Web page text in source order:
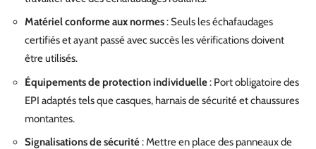
Matériel conforme aux normes: Seuls les échafaudages
certifiés et ayant passé avec succès les vérifications doivent
être utilisés.
Équipements de protection individuelle: Port obligatoire des
EPI adaptés tels que casques, harnais de sécurité et chaussures
montantes.
Signalisations de sécurité: Mettre en place des panneaux de